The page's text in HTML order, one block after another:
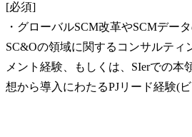
[必須]
・グローバルSCM改革やSCMデー
SC&Oの領域に関するコンサルティ
メント経験、もしくは、SIerでの本
想から導入にわたるPJリード経験(